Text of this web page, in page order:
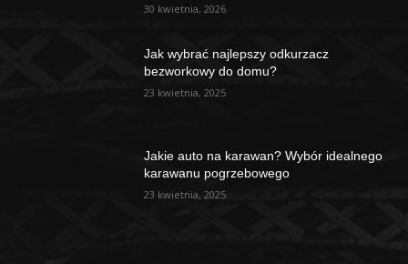
30 kwietnia, 2026
Jak wybrać najlepszy odkurzacz
bezworkowy do domu?
23 kwietnia, 2025
Jakie auto na karawan? Wybór idealnego
karawanu pogrzebowego
23 kwietnia, 2025